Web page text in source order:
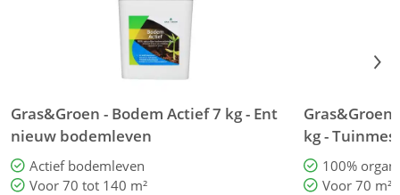
Gras&Groen - Bodem Actief 7 kg - Ent
nieuw bodemleven
Actief bodemleven
Voor 70 tot 140 m²
kg -
100%
Voor 70 m²